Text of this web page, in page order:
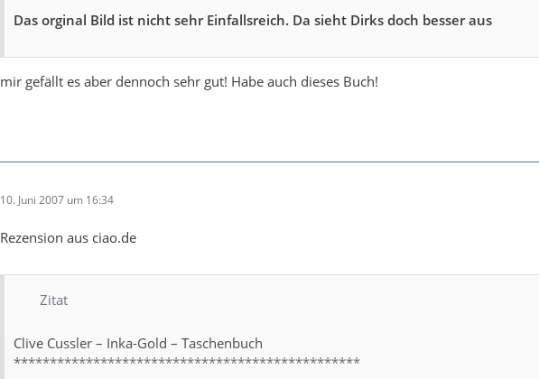
Das orginal Bild ist nicht sehr Einfallsreich. Da sieht Dirks doch besser aus
mir gefällt es aber dennoch sehr gut! Habe auch dieses Buch!
10. Juni 2007 um 16:34
Rezension aus ciao.de
Zitat
Clive Cussler – Inka-Gold – Taschenbuch
************************************************